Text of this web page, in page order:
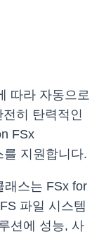
따라 자동으로
히 탄력적인
FSx
지원합니다.
래스는 FSx for
파일 시스템
션에 성능, 사